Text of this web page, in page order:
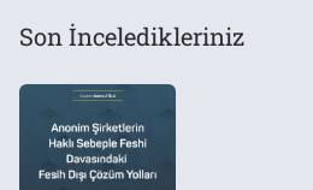
Son İnceledikleriniz